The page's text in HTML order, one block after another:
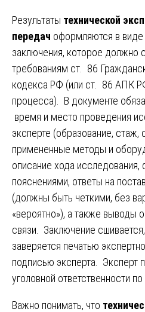
Результаты технической
передач оформляются в виде
заключения, которое должно
требованиям ст. 86
кодекса РФ (или ст. 86 АПК
процесса). В документе
время и место проведения
эксперте (образование, стаж,
примененные методы и
описание хода
пояснениями, ответы на
(должны быть четкими, без
«вероятно»), а также выводы
связи. Заключение
заверяется печатью
подписью эксперта. Эксперт
уголовной ответственности
Важно понимать, что